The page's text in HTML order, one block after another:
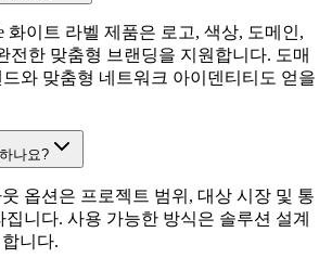
화이트 라벨 제품은 로고, 색상, 도메인,
전한 맞춤형 브랜딩을 지원합니다. 도매
와 맞춤형 네트워크 아이덴티티도 얻을
나요?
옵션은 프로젝트 범위, 대상 시장 및 통
니다. 사용 가능한 방식은 솔루션 설계
니다.